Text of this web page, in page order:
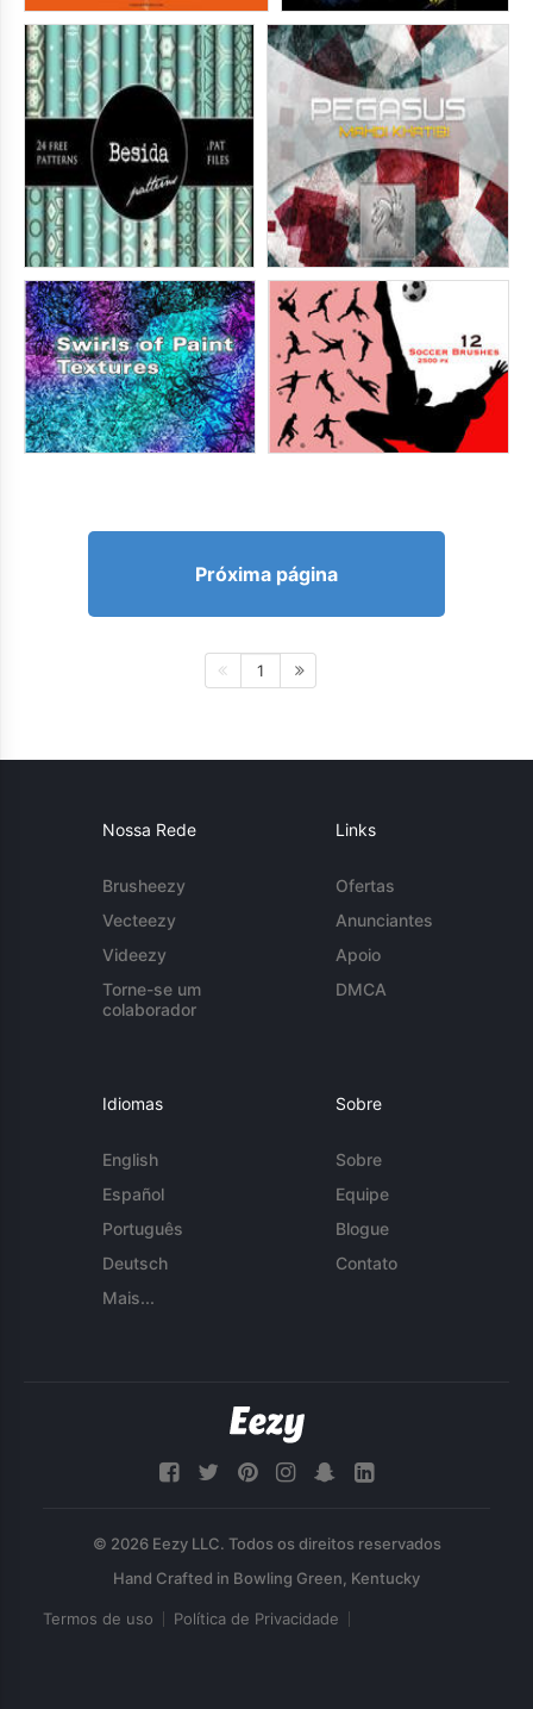
Próxima página
1
Nossa Rede
Brusheezy
Vecteezy
Videezy
Torne-se um
colaborador
Links
Ofertas
Anunciantes
Apoio
DMCA
Idiomas
English
Español
Português
Deutsch
Mais...
Sobre
Sobre
Equipe
Blogue
Contato
© 2026 Eezy LLC. Todos os direitos reservados
Termos de uso Política de Privacidade